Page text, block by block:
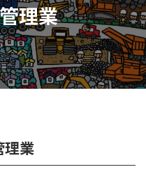
理業
理業